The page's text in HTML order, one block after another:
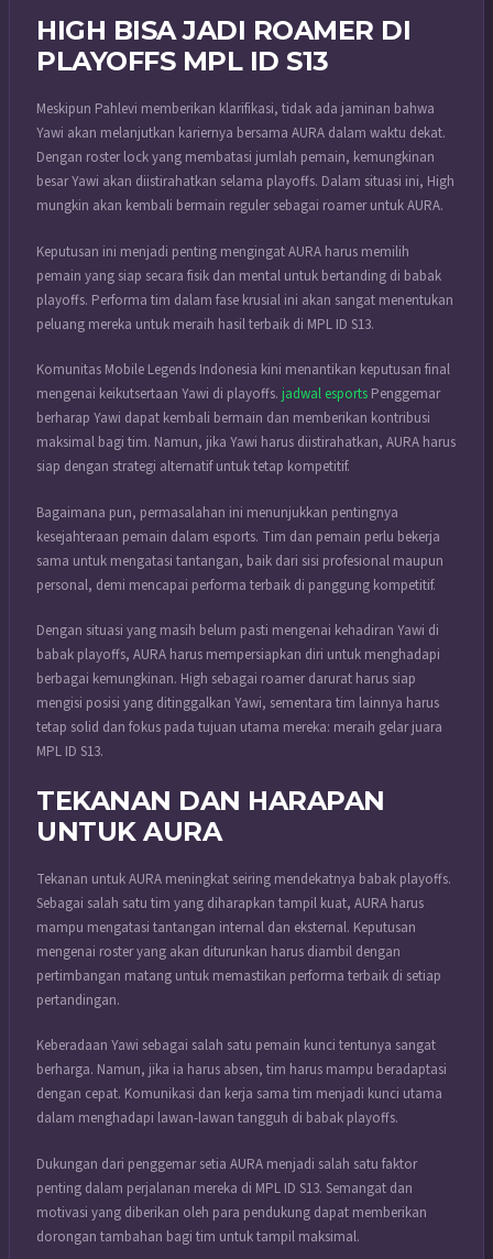
HIGH BISA JADI ROAMER DI
PLAYOFFS MPL ID S13
Meskipun Pahlevi memberikan klarifikasi, tidak ada jaminan bahwa
Yawi akan melanjutkan kariernya bersama AURA dalam waktu dekat.
Dengan roster lock yang membatasi jumlah pemain, kemungkinan
besar Yawi akan diistirahatkan selama playoffs. Dalam situasi ini, High
mungkin akan kembali bermain reguler sebagai roamer untuk AURA.
Keputusan ini menjadi penting mengingat AURA harus memilih
pemain yang siap secara fisik dan mental untuk bertanding di babak
playoffs. Performa tim dalam fase krusial ini akan sangat menentukan
peluang mereka untuk meraih hasil terbaik di MPL ID S13.
Komunitas Mobile Legends Indonesia kini menantikan keputusan final
mengenai keikutsertaan Yawi di playoffs. jadwal esports Penggemar
berharap Yawi dapat kembali bermain dan memberikan kontribusi
maksimal bagi tim. Namun, jika Yawi harus diistirahatkan, AURA harus
siap dengan strategi alternatif untuk tetap kompetitif.
Bagaimana pun, permasalahan ini menunjukkan pentingnya
kesejahteraan pemain dalam esports. Tim dan pemain perlu bekerja
sama untuk mengatasi tantangan, baik dari sisi profesional maupun
personal, demi mencapai performa terbaik di panggung kompetitif.
Dengan situasi yang masih belum pasti mengenai kehadiran Yawi di
babak playoffs, AURA harus mempersiapkan diri untuk menghadapi
berbagai kemungkinan. High sebagai roamer darurat harus siap
mengisi posisi yang ditinggalkan Yawi, sementara tim lainnya harus
tetap solid dan fokus pada tujuan utama mereka: meraih gelar juara
MPL ID S13.
TEKANAN DAN HARAPAN
UNTUK AURA
Tekanan untuk AURA meningkat seiring mendekatnya babak playoffs.
Sebagai salah satu tim yang diharapkan tampil kuat, AURA harus
mampu mengatasi tantangan internal dan eksternal. Keputusan
mengenai roster yang akan diturunkan harus diambil dengan
pertimbangan matang untuk memastikan performa terbaik di setiap
pertandingan.
Keberadaan Yawi sebagai salah satu pemain kunci tentunya sangat
berharga. Namun, jika ia harus absen, tim harus mampu beradaptasi
dengan cepat. Komunikasi dan kerja sama tim menjadi kunci utama
dalam menghadapi lawan-lawan tangguh di babak playoffs.
Dukungan dari penggemar setia AURA menjadi salah satu faktor
penting dalam perjalanan mereka di MPL ID S13. Semangat dan
motivasi yang diberikan oleh para pendukung dapat memberikan
dorongan tambahan bagi tim untuk tampil maksimal.